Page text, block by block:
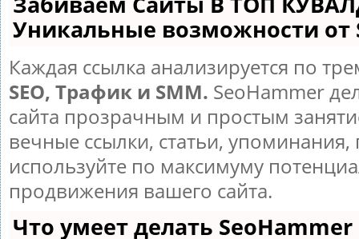
Уникальные возможности от
Каждая ссылка анализируется по
SEO, Трафик и SMM. SeoHammer
сайта прозрачным и простым
вечные ссылки, статьи, упоминания,
используйте по максимуму
продвижения вашего сайта.
Что умеет делать SeoHammer